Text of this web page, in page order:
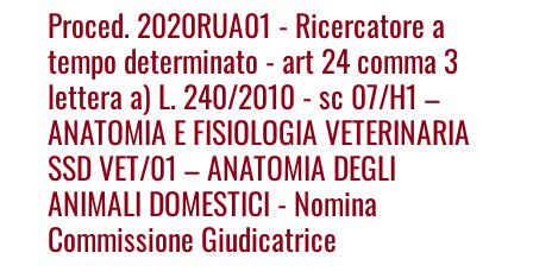
Proced. 2020RUA01 - Ricercatore a
tempo determinato - art 24 comma 3
lettera a) L. 240/2010 - sc 07/H1 –
ANATOMIA E FISIOLOGIA VETERINARIA
SSD VET/01 – ANATOMIA DEGLI
ANIMALI DOMESTICI - Nomina
Commissione Giudicatrice